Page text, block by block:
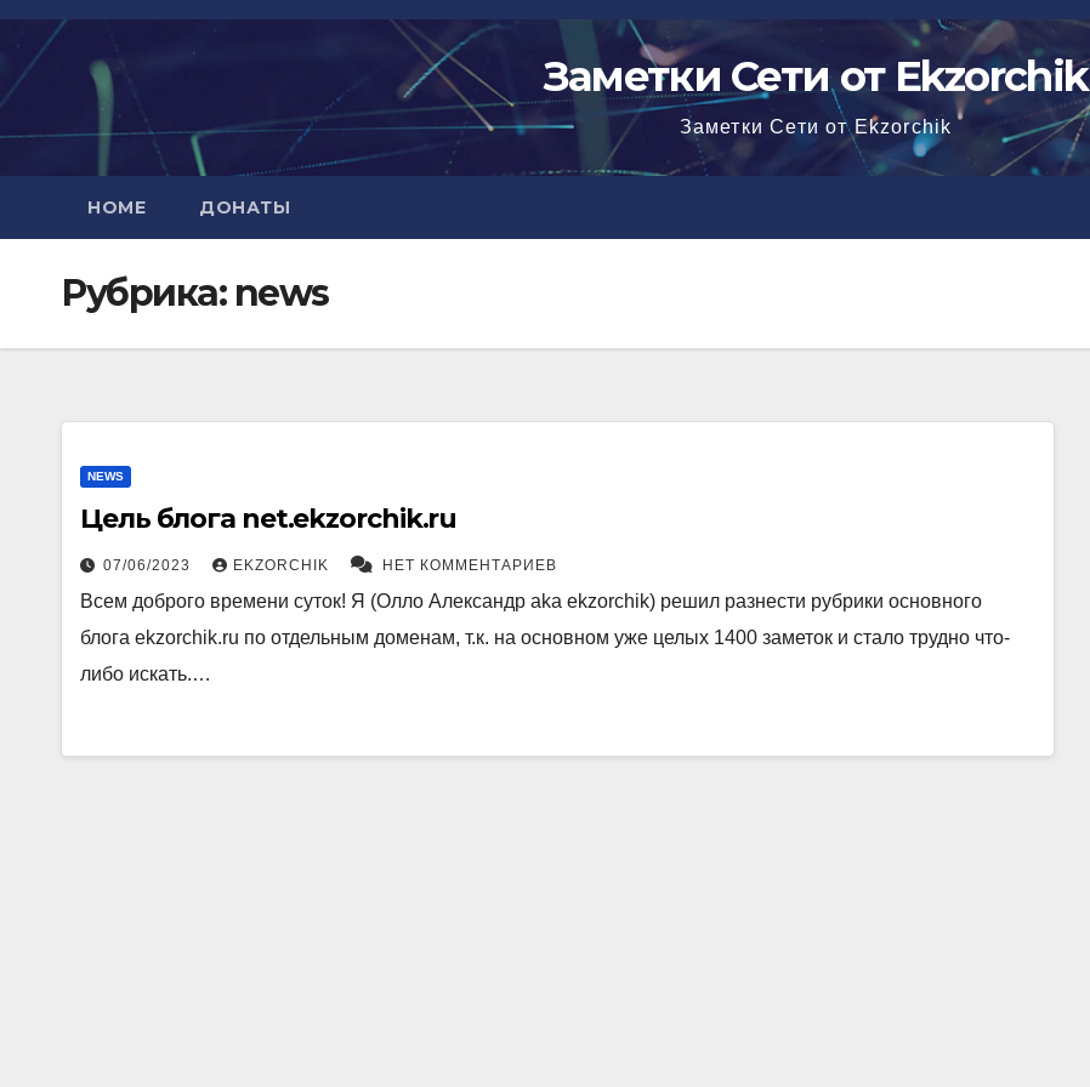
Перейти
содержимому
Заметки Сети от Ekzorchik
Заметки Сети от Ekzorchik
HOME ДОНАТЫ
Рубрика: news
NEWS
Цель блога net.ekzorchik.ru
07/06/2023 EKZORCHIK НЕТ КОММЕНТАРИЕВ
Всем доброго времени суток! Я (Олло Александр aka ekzorchik) решил разнести рубрики основного
блога ekzorchik.ru по отдельным доменам, т.к. на основном уже целых 1400 заметок и стало трудно что-
либо искать.…